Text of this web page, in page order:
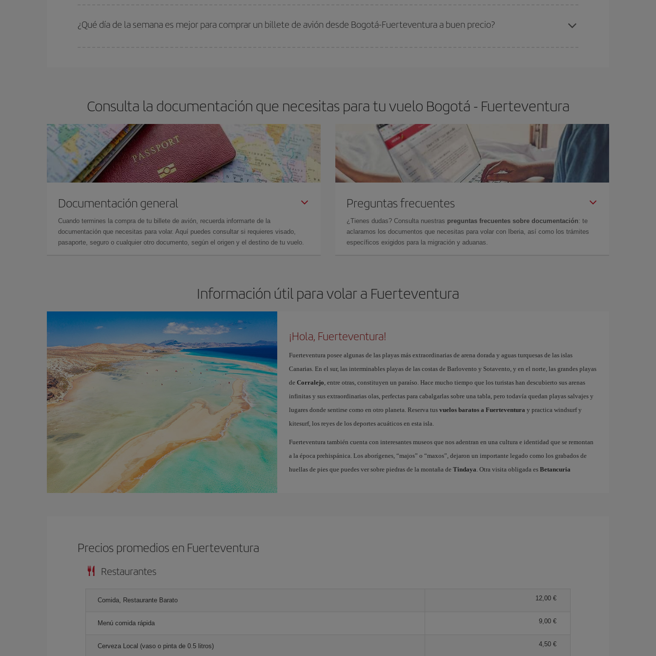
¿Qué día de la semana es mejor para comprar un billete de avión desde Bogotá-Fuerteventura a buen precio?
Consulta la documentación que necesitas para tu vuelo Bogotá - Fuerteventura
Documentación general
Cuando termines la compra de tu billete de avión, recuerda informarte de la
documentación que necesitas para volar. Aquí puedes consultar si requieres visado,
pasaporte, seguro o cualquier otro documento, según el origen y el destino de tu vuelo.
Preguntas frecuentes
¿Tienes dudas? Consulta nuestras preguntas frecuentes sobre documentación: te
aclaramos los documentos que necesitas para volar con Iberia, así como los trámites
específicos exigidos para la migración y aduanas.
Información útil para volar a Fuerteventura
¡Hola, Fuerteventura!
Fuerteventura posee algunas de las playas más extraordinarias de arena dorada y aguas turquesas de las islas
Canarias. En el sur, las interminables playas de las costas de Barlovento y Sotavento, y en el norte, las grandes playas
de Corralejo, entre otras, constituyen un paraíso. Hace mucho tiempo que los turistas han descubierto sus arenas
infinitas y sus extraordinarias olas, perfectas para cabalgarlas sobre una tabla, pero todavía quedan playas salvajes y
lugares donde sentirse como en otro planeta. Reserva tus vuelos baratos a Fuerteventura y practica windsurf y
kitesurf, los reyes de los deportes acuáticos en esta isla.
Fuerteventura también cuenta con interesantes museos que nos adentran en una cultura e identidad que se remontan
a la época prehispánica. Los aborígenes, “majos” o “maxos”, dejaron un importante legado como los grabados de
huellas de pies que puedes ver sobre piedras de la montaña de Tindaya. Otra visita obligada es Betancuria
Precios promedios en Fuerteventura
Restaurantes
Comida, Restaurante Barato 12,00 €
Menú comida rápida 9,00 €
Cerveza Local (vaso o pinta de 0.5 litros) 4,50 €